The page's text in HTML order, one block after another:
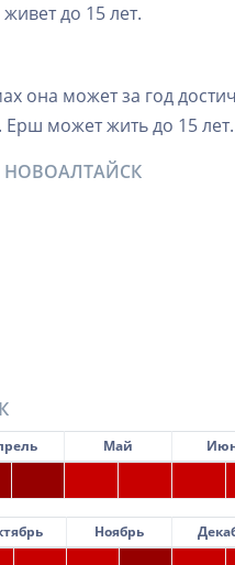
до 15 лет.
она может за год
Ерш может жить до 15 лет.
НОВОАЛТАЙСК
Май
Ноябрь